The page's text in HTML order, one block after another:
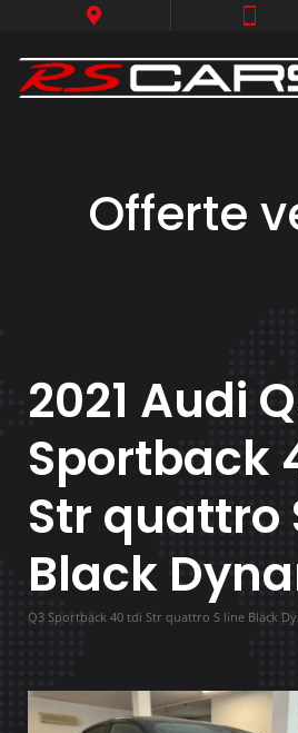
Offerte
2021 Audi
Sportback
Str quattro
Black
Q3 Sportback 40 tdi Str quattro S line Black